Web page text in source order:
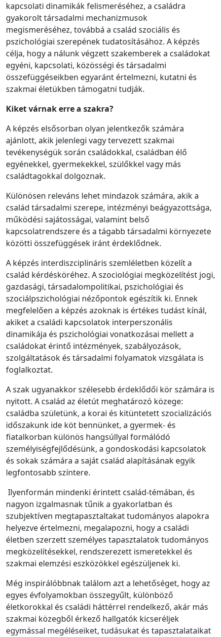
kapcsolati dinamikák felismeréséhez, a családra
gyakorolt társadalmi mechanizmusok
megismeréséhez, továbbá a család szociális és
pszichológiai szerepének tudatosításához. A képzés
célja, hogy a nálunk végzett szakemberek a családokat
egyéni, kapcsolati, közösségi és társadalmi
összefüggéseikben egyaránt értelmezni, kutatni és
szakmai életükben támogatni tudják.
Kiket várnak erre a szakra?
A képzés elsősorban olyan jelentkezők számára
ajánlott, akik jelenlegi vagy tervezett szakmai
tevékenységük során családokkal, családban élő
egyénekkel, gyermekekkel, szülőkkel vagy más
családtagokkal dolgoznak.
Különösen releváns lehet mindazok számára, akik a
család társadalmi szerepe, intézményi beágyazottsága,
működési sajátosságai, valamint belső
kapcsolatrendszere és a tágabb társadalmi környezete
közötti összefüggések iránt érdeklődnek.
A képzés interdiszciplináris szemléletben közelít a
család kérdésköréhez. A szociológiai megközelítést jogi,
gazdasági, társadalompolitikai, pszichológiai és
szociálpszichológiai nézőpontok egészítik ki. Ennek
megfelelően a képzés azoknak is értékes tudást kínál,
akiket a családi kapcsolatok interperszonális
dinamikája és pszichológiai vonatkozásai mellett a
családokat érintő intézmények, szabályozások,
szolgáltatások és társadalmi folyamatok vizsgálata is
foglalkoztat.
A szak ugyanakkor szélesebb érdeklődői kör számára is
nyitott. A család az életút meghatározó közege:
családba születünk, a korai és kitüntetett szocializációs
időszakunk ide köt bennünket, a gyermek- és
fiatalkorban különös hangsúllyal formálódó
személyiségfejlődésünk, a gondoskodási kapcsolatok
és sokak számára a saját család alapításának egyik
legfontosabb színtere.
Ilyenformán mindenki érintett család-témában, és
nagyon izgalmasnak tűnik a gyakorlatban és
szubjektíven megtapasztaltakat tudományos alapokra
helyezve értelmezni, megalapozni, hogy a családi
életben szerzett személyes tapasztalatok tudományos
megközelítésekkel, rendszerezett ismeretekkel és
szakmai elemzési eszközökkel egészüljenek ki.
Még inspirálóbbnak találom azt a lehetőséget, hogy az
egyes évfolyamokban összegyűlt, különböző
életkorokkal és családi háttérrel rendelkező, akár más
szakmai közegből érkező hallgatók kicseréljek
egymással megéléseiket, tudásukat és tapasztalataikat